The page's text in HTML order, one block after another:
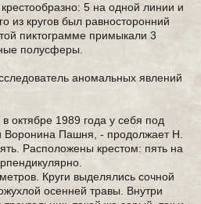
5 на одной линии и
из кругов был равносторонний
пиктограмме примыкали 3
полусферы.
аномальных явлений
октябре 1989 года у себя под
Воронина Пашня, - продолжает H.
Расположены крестом: пять на
Круги выделялись сочной
осенней травы. Внутри